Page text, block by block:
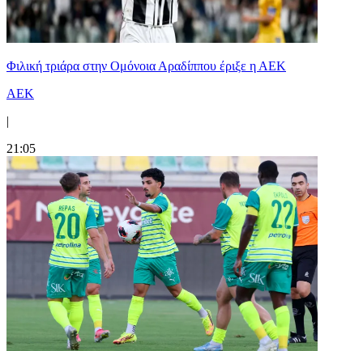
Φιλική τριάρα στην Ομόνοια Αραδίππου έριξε η ΑΕΚ
ΑΕΚ
|
21:05